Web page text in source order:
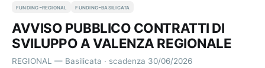
funding-regional funding-basilicata
AVVISO PUBBLICO CONTRATTI DI
SVILUPPO A VALENZA REGIONALE
REGIONAL — Basilicata · scadenza 30/06/2026